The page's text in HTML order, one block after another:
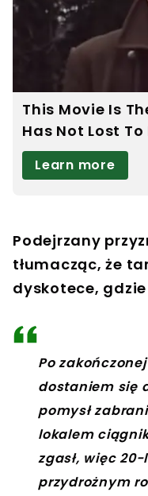
Podejrzany
tłumacząc, że
dyskotece,
Po
dostaniem się
pomysł
lokalem
zgasł, więc
przydrożnym